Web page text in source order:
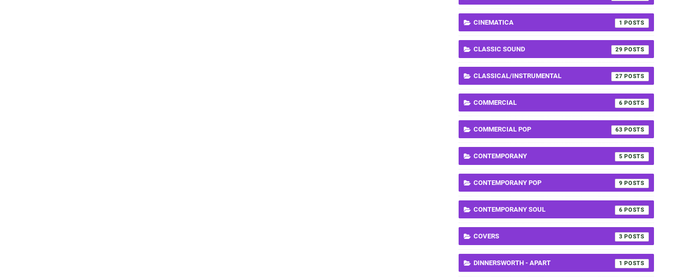
CINEMATICA 1
CLASSIC SOUND 29
CLASSICAL/INSTRUMENTAL 27
COMMERCIAL 6
COMMERCIAL POP 63
CONTEMPORANY 5
CONTEMPORANY POP 9
CONTEMPORANY SOUL 6
COVERS 3
DINNERSWORTH - APART 1